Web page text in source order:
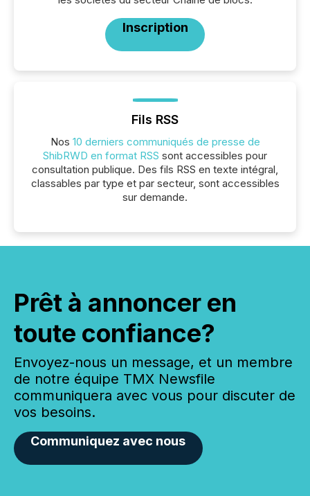
Inscription
Fils RSS
Nos 10 derniers communiqués de presse de
ShibRWD en format RSS sont accessibles pour
consultation publique. Des fils RSS en texte intégral,
classables par type et par secteur, sont accessibles
sur demande.
Prêt à annoncer en
toute confiance?
Envoyez-nous un message, et un membre
de notre équipe TMX Newsfile
communiquera avec vous pour discuter de
vos besoins.
Communiquez avec nous